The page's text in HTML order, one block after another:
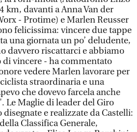
km, davanti a Anna Van der
- Protime) e Marlen Reusser
felicissima: vincere due tappe
una giornata un po’ deludente,
davvero riscattarci e abbiamo
di vincere - ha commentato
vedere Marlen lavorare per
straordinaria e una
che dovevo farcela anche
Le Maglie di leader del Giro
e realizzate da Castelli:
Classifica Generale,